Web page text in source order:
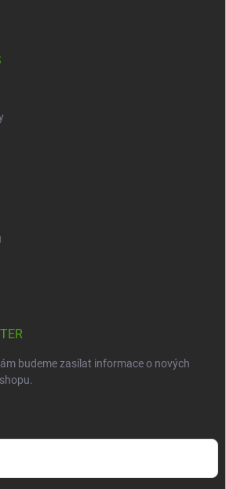
budeme zasílat informace o nových